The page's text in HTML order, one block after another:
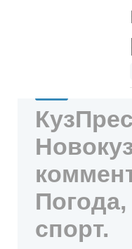
спорт.